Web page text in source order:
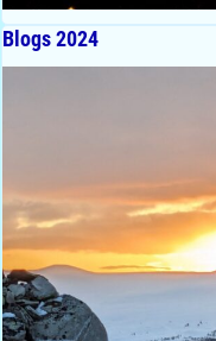
Blogs 2024